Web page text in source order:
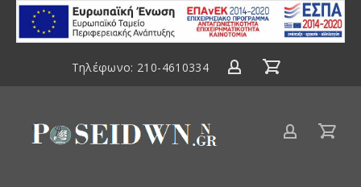
ΕΣΠΑ
2014-
2020
Τηλέφωνο: 210-4610334
Είδη